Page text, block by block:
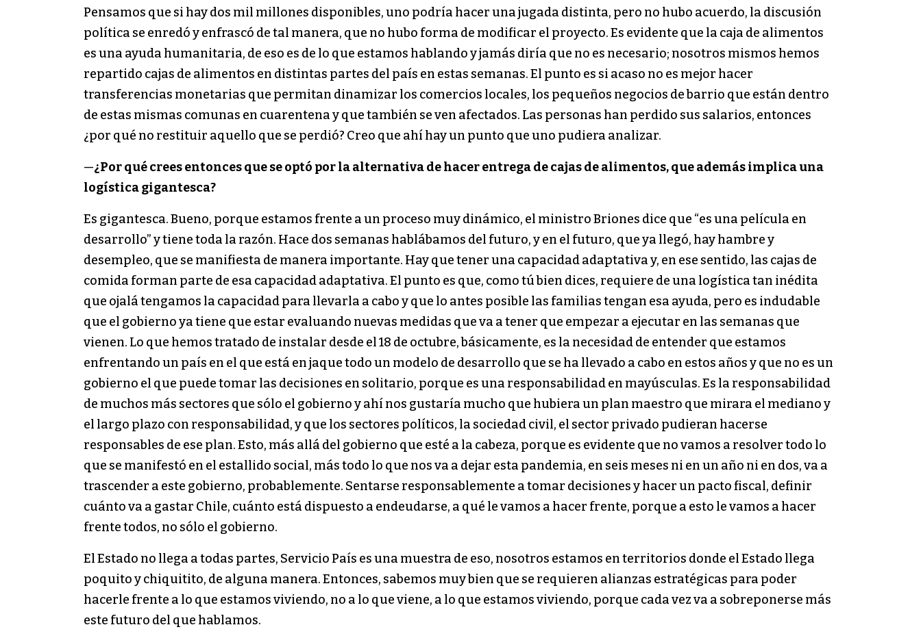
Pensamos que si hay dos mil millones disponibles, uno podría hacer una jugada distinta, pero no hubo acuerdo, la discusión
política se enredó y enfrascó de tal manera, que no hubo forma de modificar el proyecto. Es evidente que la caja de alimentos
es una ayuda humanitaria, de eso es de lo que estamos hablando y jamás diría que no es necesario; nosotros mismos hemos
repartido cajas de alimentos en distintas partes del país en estas semanas. El punto es si acaso no es mejor hacer
transferencias monetarias que permitan dinamizar los comercios locales, los pequeños negocios de barrio que están dentro
de estas mismas comunas en cuarentena y que también se ven afectados. Las personas han perdido sus salarios, entonces
¿por qué no restituir aquello que se perdió? Creo que ahí hay un punto que uno pudiera analizar.
—¿Por qué crees entonces que se optó por la alternativa de hacer entrega de cajas de alimentos, que además implica una
logística gigantesca?
Es gigantesca. Bueno, porque estamos frente a un proceso muy dinámico, el ministro Briones dice que “es una película en
desarrollo” y tiene toda la razón. Hace dos semanas hablábamos del futuro, y en el futuro, que ya llegó, hay hambre y
desempleo, que se manifiesta de manera importante. Hay que tener una capacidad adaptativa y, en ese sentido, las cajas de
comida forman parte de esa capacidad adaptativa. El punto es que, como tú bien dices, requiere de una logística tan inédita
que ojalá tengamos la capacidad para llevarla a cabo y que lo antes posible las familias tengan esa ayuda, pero es indudable
que el gobierno ya tiene que estar evaluando nuevas medidas que va a tener que empezar a ejecutar en las semanas que
vienen. Lo que hemos tratado de instalar desde el 18 de octubre, básicamente, es la necesidad de entender que estamos
enfrentando un país en el que está en jaque todo un modelo de desarrollo que se ha llevado a cabo en estos años y que no es un
gobierno el que puede tomar las decisiones en solitario, porque es una responsabilidad en mayúsculas. Es la responsabilidad
de muchos más sectores que sólo el gobierno y ahí nos gustaría mucho que hubiera un plan maestro que mirara el mediano y
el largo plazo con responsabilidad, y que los sectores políticos, la sociedad civil, el sector privado pudieran hacerse
responsables de ese plan. Esto, más allá del gobierno que esté a la cabeza, porque es evidente que no vamos a resolver todo lo
que se manifestó en el estallido social, más todo lo que nos va a dejar esta pandemia, en seis meses ni en un año ni en dos, va a
trascender a este gobierno, probablemente. Sentarse responsablemente a tomar decisiones y hacer un pacto fiscal, definir
cuánto va a gastar Chile, cuánto está dispuesto a endeudarse, a qué le vamos a hacer frente, porque a esto le vamos a hacer
frente todos, no sólo el gobierno.
El Estado no llega a todas partes, Servicio País es una muestra de eso, nosotros estamos en territorios donde el Estado llega
poquito y chiquitito, de alguna manera. Entonces, sabemos muy bien que se requieren alianzas estratégicas para poder
hacerle frente a lo que estamos viviendo, no a lo que viene, a lo que estamos viviendo, porque cada vez va a sobreponerse más
este futuro del que hablamos.